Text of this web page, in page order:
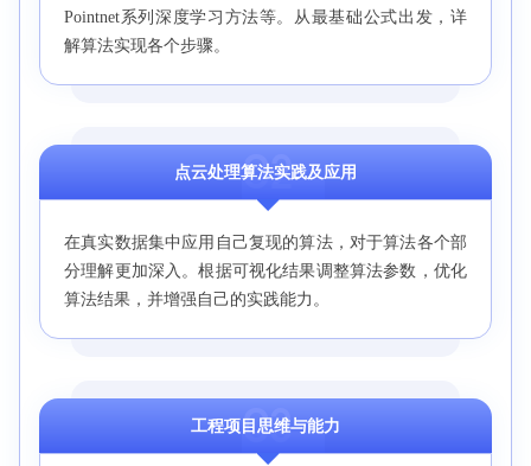
Pointnet系列深度学习方法等。从最基础公式出发，详
解算法实现各个步骤。
O2
点云处理算法实践及应用
在真实数据集中应用自己复现的算法，对于算法各个部
分理解更加深入。根据可视化结果调整算法参数，优化
算法结果，并增强自己的实践能力。
O3
工程项目思维与能力